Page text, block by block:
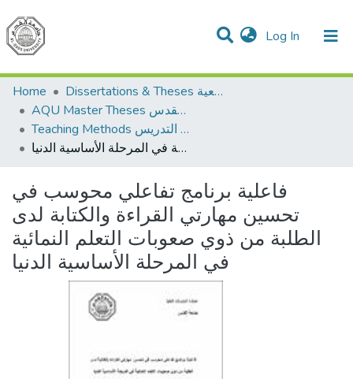
Log In (current)
Communities & Collections
All of DSpace
Home
Dissertations & Theses الرسائل الجامعية
AQU Master Theses الرسائل الجامعية الخاصة بجامعة القدس
Teaching Methods أساليب التدريس
فاعلية برنامج تفاعلي محوسب في تحسين مهارتي القراءة والكتابة لدى الطلبة من ذوي صعوبات التعلم النمائية في المرحلة الأساسية الدنيا
فاعلية برنامج تفاعلي محوسب في
تحسين مهارتي القراءة والكتابة لدى
الطلبة من ذوي صعوبات التعلم النمائية
في المرحلة الأساسية الدنيا